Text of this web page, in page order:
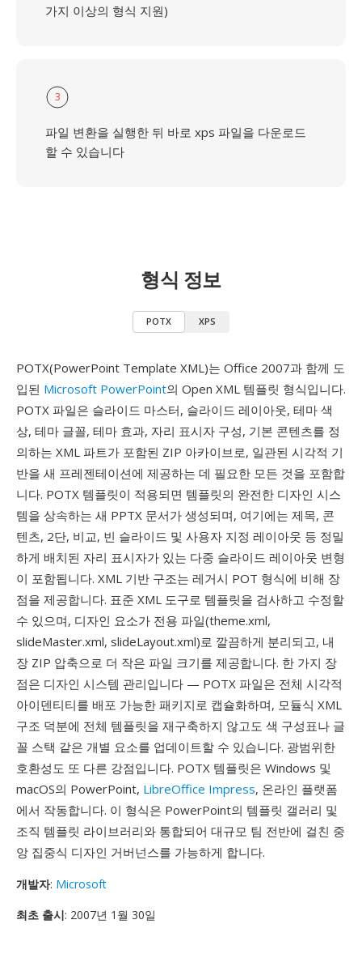
가지 이상의 형식 지원)
3
파일 변환을 실행한 뒤 바로 xps 파일을 다운로드
할 수 있습니다
형식 정보
POTX XPS
POTX(PowerPoint Template XML)는 Office 2007과 함께 도
입된 Microsoft PowerPoint의 Open XML 템플릿 형식입니다.
POTX 파일은 슬라이드 마스터, 슬라이드 레이아웃, 테마 색
상, 테마 글꼴, 테마 효과, 자리 표시자 구성, 기본 콘텐츠를 정
의하는 XML 파트가 포함된 ZIP 아카이브로, 일관된 시각적 기
반을 새 프레젠테이션에 제공하는 데 필요한 모든 것을 포함합
니다. POTX 템플릿이 적용되면 템플릿의 완전한 디자인 시스
템을 상속하는 새 PPTX 문서가 생성되며, 여기에는 제목, 콘
텐츠, 2단, 비교, 빈 슬라이드 및 사용자 지정 레이아웃 등 정밀
하게 배치된 자리 표시자가 있는 다중 슬라이드 레이아웃 변형
이 포함됩니다. XML 기반 구조는 레거시 POT 형식에 비해 장
점을 제공합니다. 표준 XML 도구로 템플릿을 검사하고 수정할
수 있으며, 디자인 요소가 전용 파일(theme.xml,
slideMaster.xml, slideLayout.xml)로 깔끔하게 분리되고, 내
장 ZIP 압축으로 더 작은 파일 크기를 제공합니다. 한 가지 장
점은 디자인 시스템 관리입니다 — POTX 파일은 전체 시각적
아이덴티티를 배포 가능한 패키지로 캡슐화하며, 모듈식 XML
구조 덕분에 전체 템플릿을 재구축하지 않고도 색 구성표나 글
꼴 스택 같은 개별 요소를 업데이트할 수 있습니다. 광범위한
호환성도 또 다른 강점입니다. POTX 템플릿은 Windows 및
macOS의 PowerPoint, LibreOffice Impress, 온라인 플랫폼
에서 작동합니다. 이 형식은 PowerPoint의 템플릿 갤러리 및
조직 템플릿 라이브러리와 통합되어 대규모 팀 전반에 걸친 중
앙 집중식 디자인 거버넌스를 가능하게 합니다.
개발자: Microsoft
최초 출시: 2007년 1월 30일